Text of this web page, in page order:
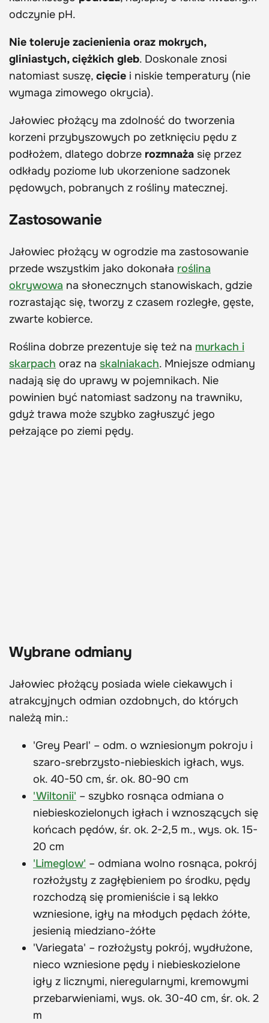
odczynie pH.
Nie toleruje zacienienia oraz mokrych,
gliniastych, ciężkich gleb. Doskonale znosi
natomiast suszę, cięcie i niskie temperatury (nie
wymaga zimowego okrycia).
Jałowiec płożący ma zdolność do tworzenia
korzeni przybyszowych po zetknięciu pędu z
podłożem, dlatego dobrze rozmnaża się przez
odkłady poziome lub ukorzenione sadzonek
pędowych, pobranych z rośliny matecznej.
Zastosowanie
Jałowiec płożący w ogrodzie ma zastosowanie
przede wszystkim jako dokonała roślina
okrywowa na słonecznych stanowiskach, gdzie
rozrastając się, tworzy z czasem rozległe, gęste,
zwarte kobierce.
Roślina dobrze prezentuje się też na murkach i
skarpach oraz na skalniakach. Mniejsze odmiany
nadają się do uprawy w pojemnikach. Nie
powinien być natomiast sadzony na trawniku,
gdyż trawa może szybko zagłuszyć jego
pełzające po ziemi pędy.
Wybrane odmiany
Jałowiec płożący posiada wiele ciekawych i
atrakcyjnych odmian ozdobnych, do których
należą min.:
'Grey Pearl' – odm. o wzniesionym pokroju i
szaro-srebrzysto-niebieskich igłach, wys.
ok. 40-50 cm, śr. ok. 80-90 cm
'Wiltonii' – szybko rosnąca odmiana o
niebieskozielonych igłach i wznoszących się
końcach pędów, śr. ok. 2-2,5 m., wys. ok. 15-
20 cm
'Limeglow' – odmiana wolno rosnąca, pokrój
rozłożysty z zagłębieniem po środku, pędy
rozchodzą się promieniście i są lekko
wzniesione, igły na młodych pędach żółte,
jesienią miedziano-żółte
'Variegata' – rozłożysty pokrój, wydłużone,
nieco wzniesione pędy i niebieskozielone
igły z licznymi, nieregularnymi, kremowymi
przebarwieniami, wys. ok. 30-40 cm, śr. ok. 2
m